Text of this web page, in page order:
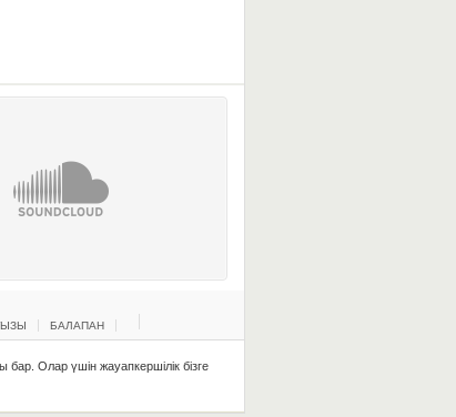
БАЛАПАН
бар. Олар үшін жауапкершілік бізге